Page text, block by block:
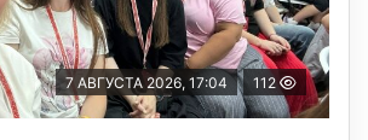
7 АВГУСТА 2026, 17:04 112